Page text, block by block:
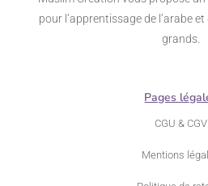
grands.
CGU & CGV
Mentions
Politique de